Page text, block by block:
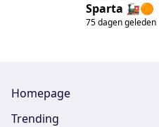
Sparta 🚂🟠
Jong Sparta
75 dagen geleden
Homepage
Trending